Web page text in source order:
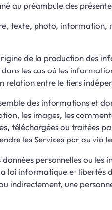
au préambule des
texte, photo, information,
de la production des
les cas où les
relation entre le tiers
des informations et
les images, les
téléchargées ou traitées
les Services par ou via
données personnelles ou
loi informatique et libertés
indirectement, une